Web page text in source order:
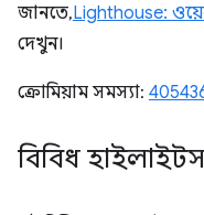
জানতে,Lighthouse:
দেখুন।
ক্রোমিয়াম সমস্যা:
বিবিধ হাইলাইটস